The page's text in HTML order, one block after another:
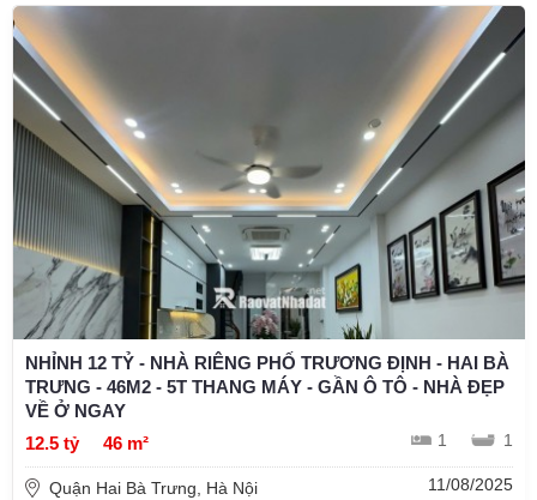
NHỈNH 12 TỶ - NHÀ RIÊNG PHỐ TRƯƠNG ĐỊNH - HAI BÀ
TRƯNG - 46M2 - 5T THANG MÁY - GẦN Ô TÔ - NHÀ ĐẸP
VỀ Ở NGAY
12.5 tỷ
46 m² 1 1
Quận Hai Bà Trưng, Hà Nội 11/08/2025